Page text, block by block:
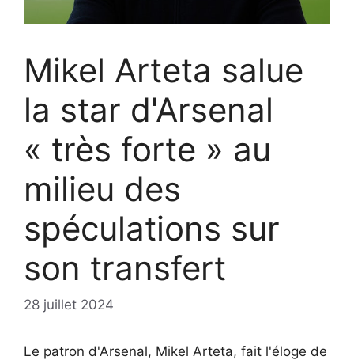
Mikel Arteta salue
la star d'Arsenal
« très forte » au
milieu des
spéculations sur
son transfert
28 juillet 2024
Le patron d'Arsenal, Mikel Arteta, fait l'éloge de